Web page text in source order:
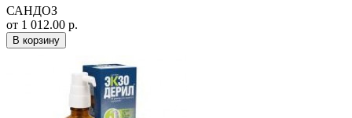
САНДОЗ
от 1 012.00 р.
В корзину